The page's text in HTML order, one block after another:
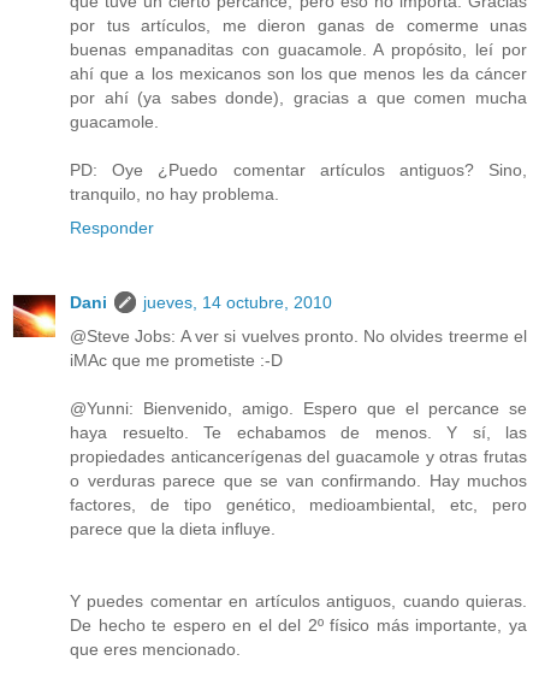
por tus artículos, me dieron ganas de comerme unas
buenas empanaditas con guacamole. A propósito, leí por
ahí que a los mexicanos son los que menos les da cáncer
por ahí (ya sabes donde), gracias a que comen mucha
guacamole.
PD: Oye ¿Puedo comentar artículos antiguos? Sino,
tranquilo, no hay problema.
Responder
Dani
jueves, 14 octubre, 2010
@Steve Jobs: A ver si vuelves pronto. No olvides treerme el
iMAc que me prometiste :-D
@Yunni: Bienvenido, amigo. Espero que el percance se
haya resuelto. Te echabamos de menos. Y sí, las
propiedades anticancerígenas del guacamole y otras frutas
o verduras parece que se van confirmando. Hay muchos
factores, de tipo genético, medioambiental, etc, pero
parece que la dieta influye.
Y puedes comentar en artículos antiguos, cuando quieras.
De hecho te espero en el del 2º físico más importante, ya
que eres mencionado.